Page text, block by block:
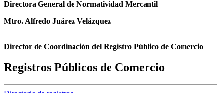
Directora General de Normatividad Mercantil
Mtro. Alfredo Juárez Velázquez
Director de Coordinación del Registro Público de Comercio
Registros Públicos de Comercio